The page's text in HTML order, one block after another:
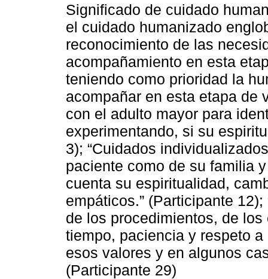
Significado de cuidado
el cuidado humanizado
reconocimiento de las
acompañamiento en esta
teniendo como prioridad la
acompañar en esta etapa de
con el adulto mayor para
experimentando, si su
3); “Cuidados
paciente como de su familia
cuenta su espiritualidad,
empáticos.” (Participante
de los procedimientos, de
tiempo, paciencia y respeto
esos valores y en algunos
(Participante 29)